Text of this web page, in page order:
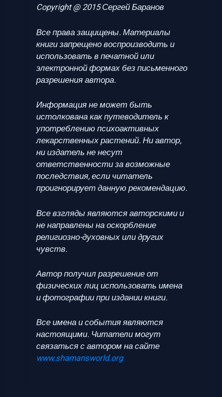
Copyright @ 2015 Сергей Баранов
Все права защищены. Материалы
книги запрещено воспроизводить и
использовать в печатной или
электронной формах без письменного
разрешения автора.
Информация не может быть
истолкована как путеводитель к
употреблению психоактивных
лекарственных растений. Ни автор,
ни издатель не несут
ответственности за возможные
последствия, если читатель
проигнорирует данную рекомендацию.
Все взгляды являются авторскими и
не направлены на оскорбление
религиозно-духовных или других
чувств.
Автор получил разрешение от
физических лиц использовать имена
и фотографии при издании книги.
Все имена и события являются
настоящими. Читатели могут
связаться с автором на сайте
www.shamansworld.org